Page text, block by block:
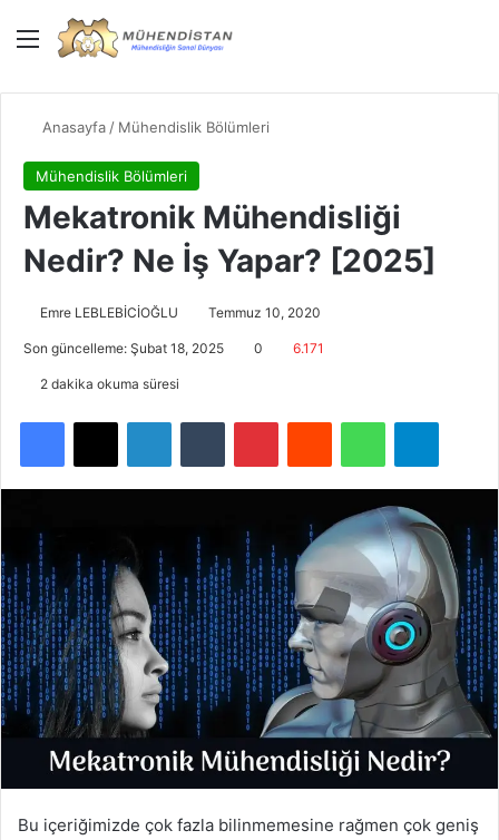
Menü
Anasayfa / Mühendislik Bölümleri
Mühendislik Bölümleri
Mekatronik Mühendisliği
Nedir? Ne İş Yapar? [2025]
Emre LEBLEBİCİOĞLU Temmuz 10, 2020
Son güncelleme: Şubat 18, 2025 0 6.171
2 dakika okuma süresi
Facebook
X LinkedInTumblr PinterestReddit WhatsApp
Bu içeriğimizde çok fazla bilinmemesine rağmen çok geniş